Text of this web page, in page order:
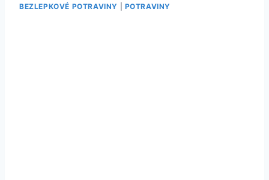
BEZLEPKOVÉ POTRAVINY POTRAVINY